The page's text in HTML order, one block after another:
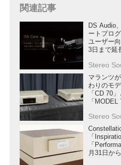
関連記事
DS Audio
ートプロ
ユーザー
3日まで延
Stereo
マランツ
わりのモ
「CD 70
「
Stereo
「
「
月31日か